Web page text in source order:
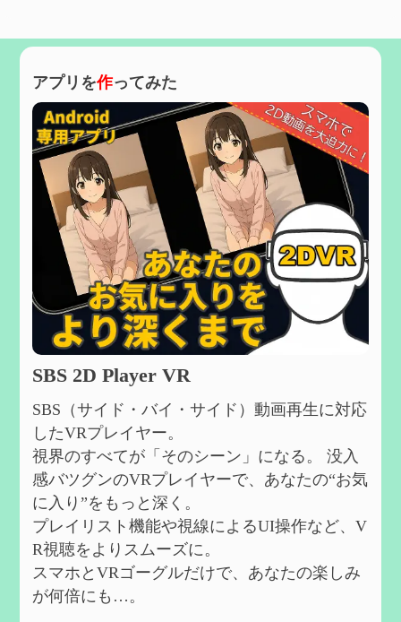
アプリを作ってみた
SBS 2D Player VR
SBS（サイド・バイ・サイド）動画再生に対応
したVRプレイヤー。
視界のすべてが「そのシーン」になる。 没入
感バツグンのVRプレイヤーで、あなたの“お気
に入り”をもっと深く。
プレイリスト機能や視線によるUI操作など、V
R視聴をよりスムーズに。
スマホとVRゴーグルだけで、あなたの楽しみ
が何倍にも…。